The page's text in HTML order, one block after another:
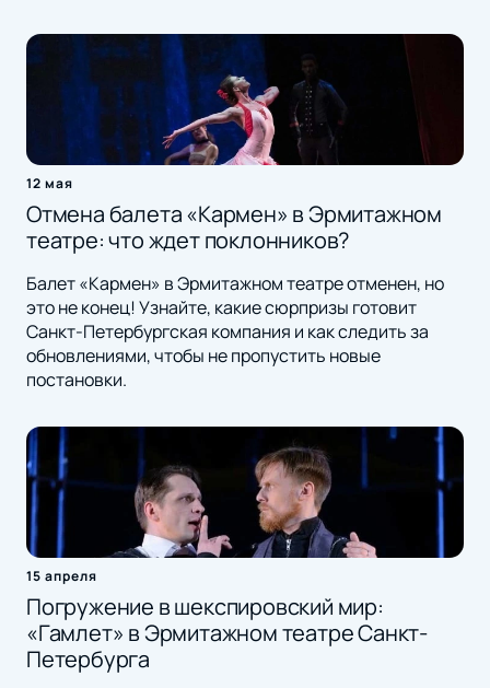
12 мая
Отмена балета «Кармен» в Эрмитажном
театре: что ждет поклонников?
Балет «Кармен» в Эрмитажном театре отменен, но
это не конец! Узнайте, какие сюрпризы готовит
Санкт-Петербургская компания и как следить за
обновлениями, чтобы не пропустить новые
постановки.
15 апреля
Погружение в шекспировский мир:
«Гамлет» в Эрмитажном театре Санкт-
Петербурга